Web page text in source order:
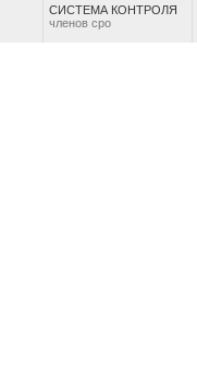
СИСТЕМА КОНТРОЛЯ
членов сро